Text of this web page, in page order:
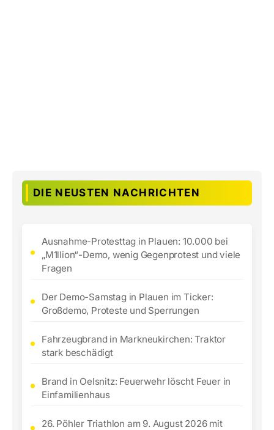
DIE NEUSTEN NACHRICHTEN
Ausnahme-Protesttag in Plauen: 10.000 bei
„M1llion“-Demo, wenig Gegenprotest und viele
Fragen
Der Demo-Samstag in Plauen im Ticker:
Großdemo, Proteste und Sperrungen
Fahrzeugbrand in Markneukirchen: Traktor
stark beschädigt
Brand in Oelsnitz: Feuerwehr löscht Feuer in
Einfamilienhaus
26. Pöhler Triathlon am 9. August 2026 mit